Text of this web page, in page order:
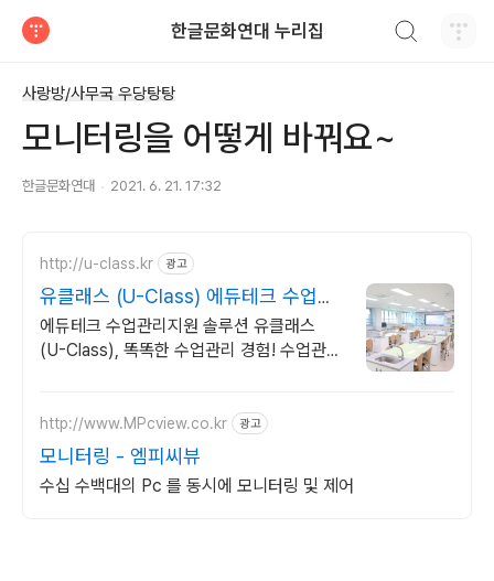
한글문화연대 누리집
사랑방/사무국 우당탕탕
모니터링을 어떻게 바꿔요~
한글문화연대 2021. 6. 21. 17:32
http://u-class.kr 광고
유클래스 (U-Class) 에듀테크 수업관
리솔루션
에듀테크 수업관리지원 솔루션 유클래스
(U-Class), 똑똑한 수업관리 경험! 수업관리
http://www.MPcview.co.kr 광고
모니터링 - 엠피씨뷰
수십 수백대의 Pc 를 동시에 모니터링 및 제어